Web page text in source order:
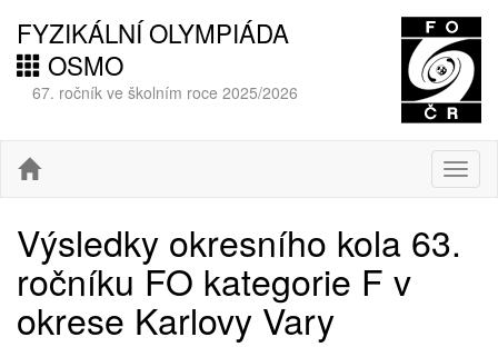
FYZIKÁLNÍ OLYMPIÁDA
OSMO
67. ročník ve školním roce 2025/2026
Výsledky okresního kola 63.
ročníku FO kategorie F v
okrese Karlovy Vary